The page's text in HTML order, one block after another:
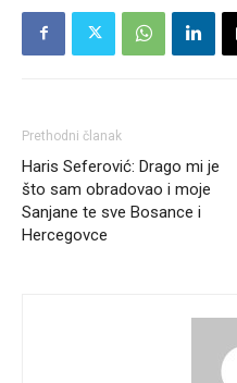
Prethodni članak
Haris Seferović: Drago mi je
što sam obradovao i moje
Sanjane te sve Bosance i
Hercegovce